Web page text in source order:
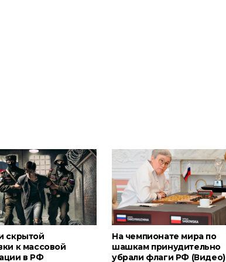
скрытой
к массовой
в РФ
На чемпионате мира по
шашкам принудительно
убрали флаги РФ (Видео)